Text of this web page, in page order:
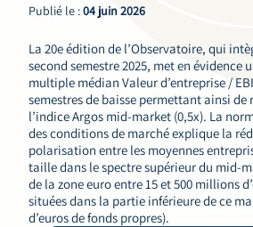
Publié le :04 juin 2026
La 20e édition de l’Observatoire, qui
second semestre 2025, met en évidence
multiple médian Valeur d’entreprise /
semestres de baisse permettant ainsi de
l’indice Argos mid-market (0,5x). La
des conditions de marché explique la
polarisation entre les moyennes
taille dans le spectre supérieur du mid-
de la zone euro entre 15 et 500 millions
situées dans la partie inférieure de ce
d’euros de fonds propres).